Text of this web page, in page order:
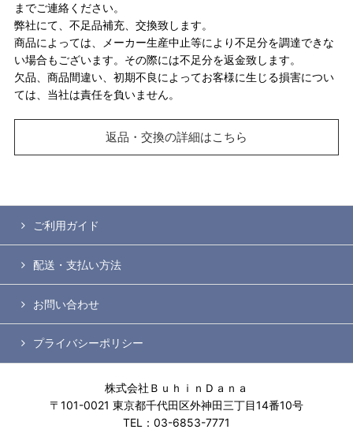
までご連絡ください。
弊社にて、不足品補充、交換致します。
商品によっては、メーカー生産中止等により不足分を調達できな
い場合もございます。その際には不足分を返金致します。
欠品、商品間違い、初期不良によってお客様に生じる損害につい
ては、当社は責任を負いません。
返品・交換の詳細はこちら
ご利用ガイド
配送・支払い方法
お問い合わせ
プライバシーポリシー
株式会社ＢｕｈｉｎＤａｎａ
〒101-0021 東京都千代田区外神田三丁目14番10号
TEL：03-6853-7771